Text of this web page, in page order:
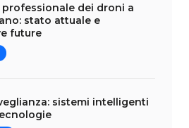
dei droni a
stato attuale e
future
sistemi intelligenti